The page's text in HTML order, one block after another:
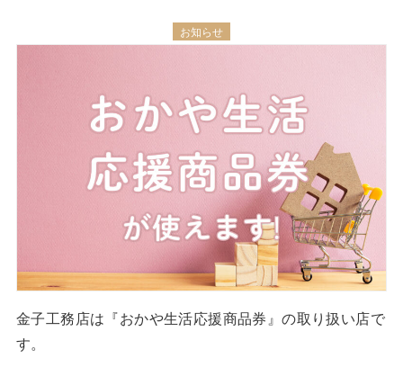
お知らせ
金子工務店は『おかや生活応援商品券』の取り扱い店で
す。